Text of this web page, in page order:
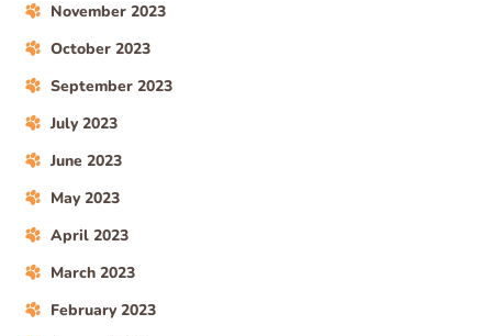
November 2023
October 2023
September 2023
July 2023
June 2023
May 2023
April 2023
March 2023
February 2023